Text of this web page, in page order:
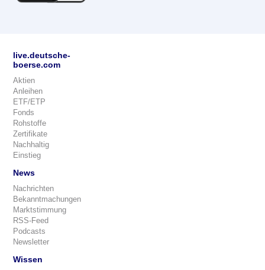
live.deutsche-
boerse.com
Aktien
Anleihen
ETF/ETP
Fonds
Rohstoffe
Zertifikate
Nachhaltig
Einstieg
News
Nachrichten
Bekanntmachungen
Marktstimmung
RSS-Feed
Podcasts
Newsletter
Wissen